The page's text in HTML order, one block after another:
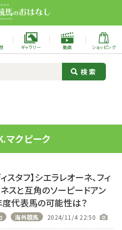
ギャラリー 動画 ショッピング
マクピーク
スタフ】シエラレオーネ、フィ
スと互角のソーピードアン
代表馬の可能性は？
海外競馬 2024/11/4 22:50